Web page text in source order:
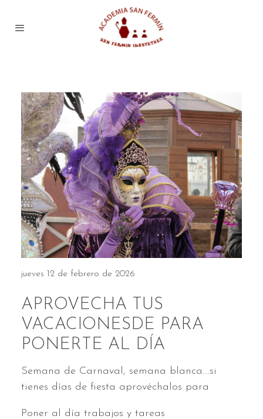
jueves 12 de febrero de 2026
APROVECHA TUS
VACACIONESDE PARA
PONERTE AL DÍA
Semana de Carnaval, semana blanca....si
tienes días de fiesta aprovéchalos para
Poner al día trabajos y tareas